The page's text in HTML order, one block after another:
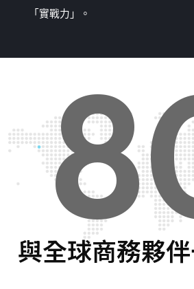
「實戰力」。
與全球商務夥